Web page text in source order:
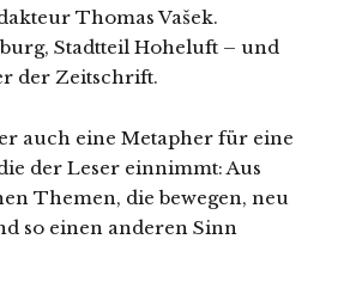
Thomas Vašek.
Stadtteil Hoheluft – und
der Zeitschrift.
auch eine Metapher für eine
der Leser einnimmt: Aus
Themen, die bewegen, neu
so einen anderen Sinn